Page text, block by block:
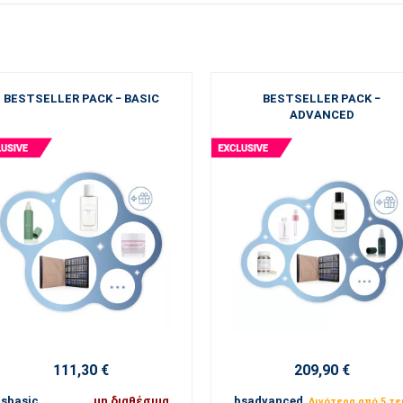
BESTSELLER PACK − BASIC
111,30 €
BESTSELLER PACK −
ADVANCED
209,90 €